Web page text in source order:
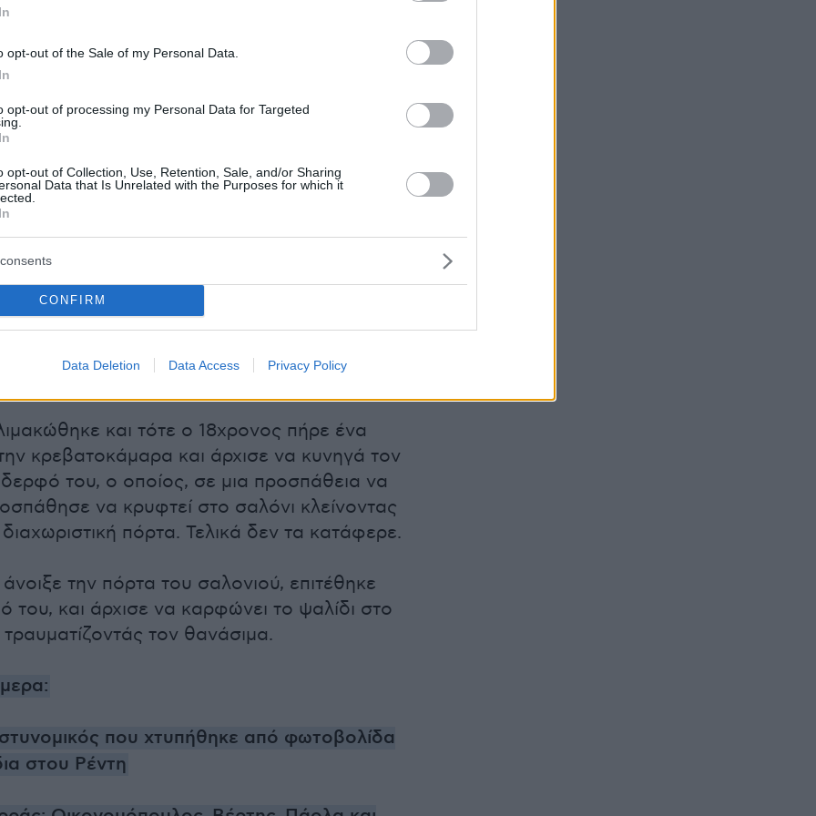
opt-out of the Sale of my Personal Data.
opt-out of processing my Personal Data for Targeted
opt-out of Collection, Use, Retention, Sale, and/or Sharing
Data that Is Unrelated with the Purposes for which it
CONFIRM
Data Deletion Data Access Privacy Policy
για μερικά ρούχα.
το διαβιβαστικό της ΕΛ.ΑΣ., όλα συνέβησαν
19.30 το απόγευμα ενώ στο σπίτι της οδού
Νέα Σμύρνη βρίσκονταν ο θύτης 18 ετών, το
κοπέλα του δράστη.
έντονα. Τόσο η μητέρα όσο και η γιαγιά
να τους χωρίσουν ωστόσο τα
και οι δύο νεαροί βρέθηκαν στο
μπουνιές και κλοτσιές.
και τότε ο 18χρονος πήρε ένα
κρεβατοκάμαρα και άρχισε να κυνηγά τον
του, ο οποίος, σε μια προσπάθεια να
να κρυφτεί στο σαλόνι κλείνοντας
πόρτα. Τελικά δεν τα κατάφερε.
την πόρτα του σαλονιού, επιτέθηκε
του, και άρχισε να καρφώνει το ψαλίδι στο
τον θανάσιμα.
που χτυπήθηκε από φωτοβολίδα
στου Ρέντη